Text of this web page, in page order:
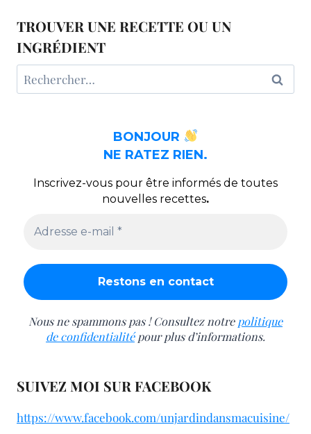
TROUVER UNE RECETTE OU UN
INGRÉDIENT
Rechercher :
BONJOUR
NE RATEZ RIEN.
Inscrivez-vous pour être informés de toutes
nouvelles recettes.
Nous ne spammons pas ! Consultez notre politique
de confidentialitépour plus d’informations.
SUIVEZ MOI SUR FACEBOOK
https://www.facebook.com/unjardindansmacuisine/